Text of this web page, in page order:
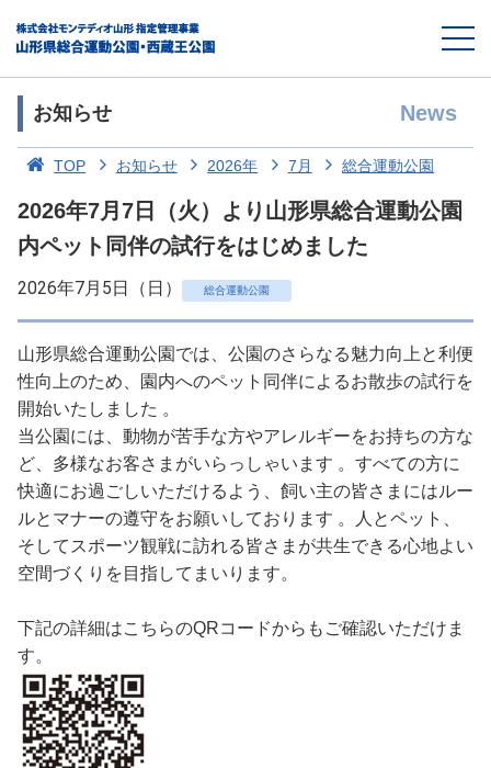
お知らせ News
TOP お知らせ 2026年 7月 総合運動公園
2026年7月7日（火）より山形県総合運動公園
内ペット同伴の試行をはじめました
2026年7月5日（日） 総合運動公園
山形県総合運動公園では、公園のさらなる魅力向上と利便
性向上のため、園内へのペット同伴によるお散歩の試行を
開始いたしました 。
当公園には、動物が苦手な方やアレルギーをお持ちの方な
ど、多様なお客さまがいらっしゃいます 。すべての方に
快適にお過ごしいただけるよう、飼い主の皆さまにはルー
ルとマナーの遵守をお願いしております 。人とペット、
そしてスポーツ観戦に訪れる皆さまが共生できる心地よい
空間づくりを目指してまいります。
下記の詳細はこちらのQRコードからもご確認いただけま
す。